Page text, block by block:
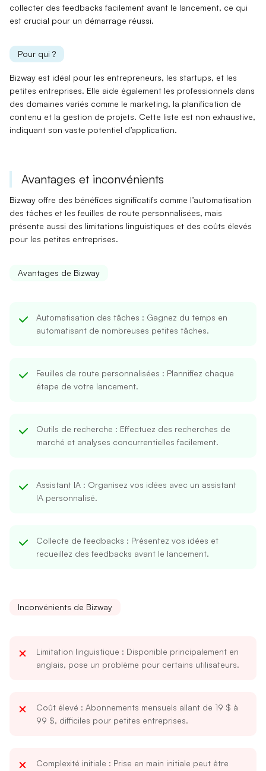
collecter des feedbacks facilement avant le lancement, ce qui
est crucial pour un démarrage réussi.
Pour qui ?
Bizway est idéal pour les entrepreneurs, les startups, et les
petites entreprises. Elle aide également les professionnels dans
des domaines variés comme le marketing, la planification de
contenu et la gestion de projets. Cette liste est non exhaustive,
indiquant son vaste potentiel d’application.
Avantages et inconvénients
Bizway offre des bénéfices significatifs comme l’automatisation
des tâches et lesfeuilles de route personnalisées, mais
présente aussi des limitations linguistiques et des coûts élevés
pour les petites entreprises.
Avantages de Bizway
Automatisation des tâches : Gagnez du temps en
automatisant de nombreuses petites tâches.
Feuilles de route personnalisées : Plannifiez chaque
étape de votre lancement.
Outils de recherche : Effectuez des recherches de
marché et analyses concurrentielles facilement.
Assistant IA : Organisez vos idées avec un assistant
IA personnalisé.
Collecte de feedbacks : Présentez vos idées et
recueillez des feedbacks avant le lancement.
Inconvénients de Bizway
Limitation linguistique : Disponible principalement en
anglais, pose un problème pour certains utilisateurs.
Coût élevé : Abonnements mensuels allant de 19 $ à
99 $, difficiles pour petites entreprises.
Complexité initiale : Prise en main initiale peut être